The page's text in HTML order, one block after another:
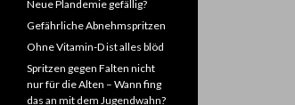
Neue Plandemie gefällig?
Gefährliche Abnehmspritzen
Ohne Vitamin-D ist alles blöd
Spritzen gegen Falten nicht
nur für die Alten – Wann fing
das an mit dem Jugendwahn?